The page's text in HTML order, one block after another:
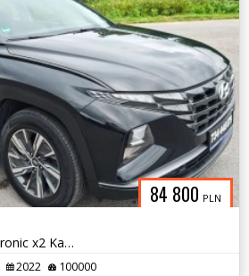
84 800 PLN
1.6 Hybrid 150ps.Klimatronic x2 Kamera Cofania 2022
2022 100000